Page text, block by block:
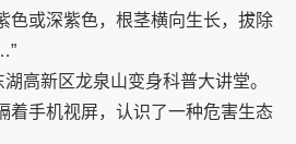
色或深紫色，根茎横向生长，拔除
高新区龙泉山变身科普大讲堂。
着手机视屏，认识了一种危害生态